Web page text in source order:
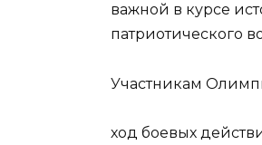
важной в курсе
патриотического
Участникам
ход боевых